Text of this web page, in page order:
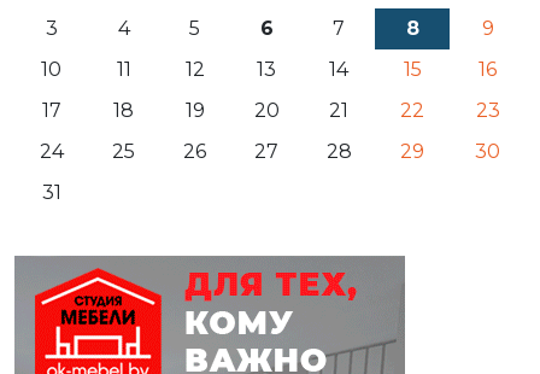
3
4 5 6 7 8
9
10
11 12 13 14 15
16
17
18 19 20 21 22
23
24
25 26 27 28 29
30
31